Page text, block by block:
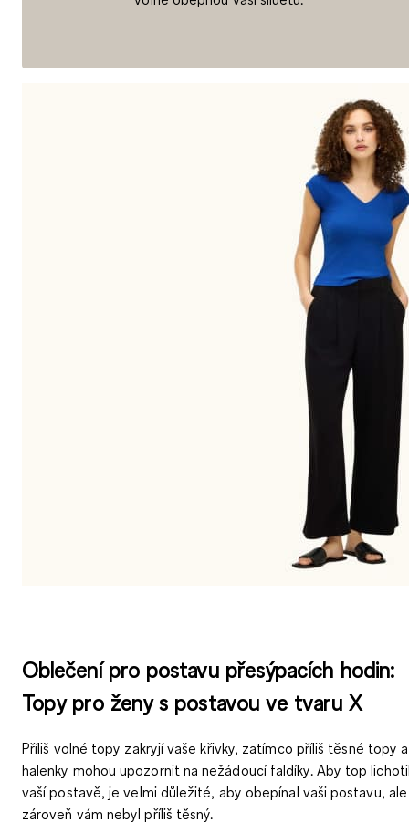
Oblečení pro postavu přesýpacích hodin:
Topy pro ženy s postavou ve tvaru X
Příliš volné topy zakryjí vaše křivky, zatímco příliš těsné topy a
halenky mohou upozornit na nežádoucí faldíky. Aby top
vaší postavě, je velmi důležité, aby obepínal vaši postavu, ale
zároveň vám nebyl příliš těsný.